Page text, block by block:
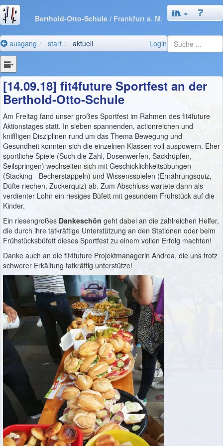
Berthold-Otto-Schule / Frankfurt a. M.
ausgang start aktuell Login
[14.09.18] fit4future Sportfest an der
Berthold-Otto-Schule
Am Freitag fand unser großes Sportfest im Rahmen des fit4future
Aktionstages statt. In sieben spannenden, actionreichen und
kniffligen Disziplinen rund um das Thema Bewegung und
Gesundheit konnten sich die einzelnen Klassen voll auspowern. Eher
sportliche Spiele (Such die Zahl, Dosenwerfen, Sackhüpfen,
Seilspringen) wechselten sich mit Geschicklichkeitsübungen
(Stacking - Becherstappeln) und Wissensspielen (Ernährungsquiz,
Düfte riechen, Zuckerquiz) ab. Zum Abschluss wartete dann als
verdienter Lohn ein riesiges Büfett mit gesundem Frühstück auf die
Kinder.
Ein riesengroßes Dankeschön geht dabei an die zahlreichen Helfer,
die durch ihre tatkräftige Unterstützung an den Stationen oder beim
Frühstücksbüfett dieses Sportfest zu einem vollen Erfolg machten!
Danke auch an die fit4future Projektmanagerin Andrea, die uns trotz
schwerer Erkältung tatkräftig unterstütze!